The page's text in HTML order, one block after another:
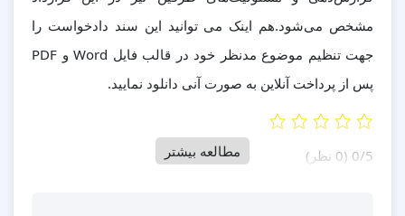
مشخص می‌شود.هم اینک می توانید این سند دادخواست را
جهت تنظیم موضوع مدنظر خود در قالب فایل Word و PDF
پس از پرداخت آنلاین به صورت آنی دانلود نمایید.
‫0/5 ‫(0 نظر) مطالعه بیشتر